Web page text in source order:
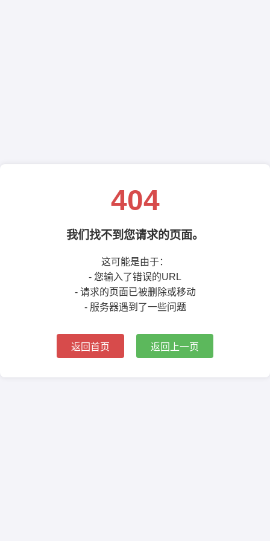
404
我们找不到您请求的页面。
这可能是由于：
- 您输入了错误的URL
- 请求的页面已被删除或移动
- 服务器遇到了一些问题
返回首页 返回上一页